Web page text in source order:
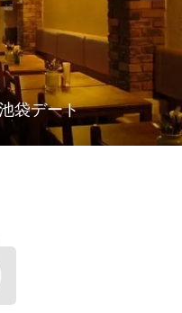
袋デート